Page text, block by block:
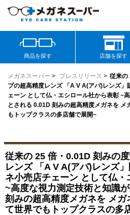
商品を探す 店舗を探す
メガネスーパー > プレスリリース > 従来の
プの超高精度レンズ 「A V A(アバ)レンズ
ェーン として仏・エシロール社から表彰 ~
とされる 0.01D 刻みの超高精度メガネを
もトップクラスの多店舗で展開~
従来の 25 倍・0.01D 刻みの
レンズ 「A V A(アバ)レンズ
ネ小売店チェーン として仏
~高度な視力測定技術と知識
刻みの超高精度メガネを メガ
て世界でもトップクラスの多